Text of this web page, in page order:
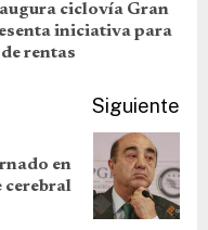
ciclovía Gran
iniciativa para
rentas
Siguiente
en
cerebral